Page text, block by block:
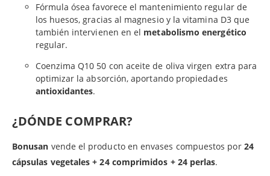
Fórmula ósea favorece el mantenimiento regular de
los huesos, gracias al magnesio y la vitamina D3 que
también intervienen en el metabolismo energético
regular.
Coenzima Q10 50 con aceite de oliva virgen extra para
optimizar la absorción, aportando propiedades
antioxidantes.
¿DÓNDE COMPRAR?
Bonusan vende el producto en envases compuestos por 24
cápsulas vegetales + 24 comprimidos + 24 perlas.